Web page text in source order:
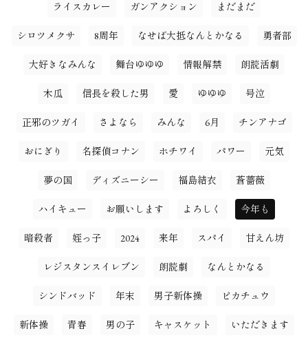
ライスカレー ガンアクション まだまだ
シロツメクサ 8周年 なせば大抵なんとかなる 勇者部
大好きなみんな 舞台ゆゆゆ 情報解禁 朗読活劇
木瓜 信長を殺した男 愛 ゆゆゆ 号泣
正邪のツガイ さよなら みんな 6月 チンアナゴ
おにぎり 名探偵コナン ホチワイ パワー 元気
夢の国 ディズニーシー 福島結衣 蒼薔薇
ハイキュー お願いします よろしく 今年も
暗殺者 姪っ子 2024 来年 スパイ 甘えん坊
レジスタンスイレブン 朗読劇 なんとかなる
シンドバッド 年末 男子新体操 ピカチュウ
新体操 青春 男の子 キャスケット いただきます